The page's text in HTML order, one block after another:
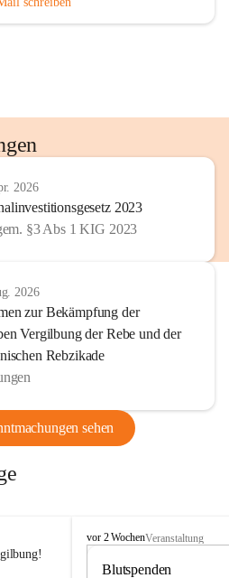
2026
2023
§3 Abs 1 KIG 2023
2026
zur Bekämpfung der
Vergilbung der Rebe und der
Rebzikade
sehen
B
vor 2 WochenVeranstaltung
Blutspenden